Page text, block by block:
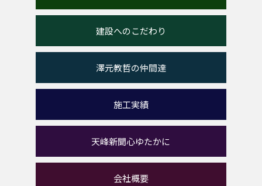
建設へのこだわり
澤元教哲の仲間達
施工実績
天峰新聞心ゆたかに
会社概要